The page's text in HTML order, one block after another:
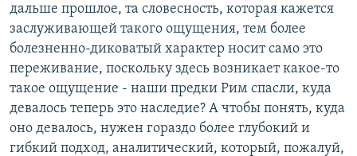
дальше прошлое, та словесность, которая кажется
заслуживающей такого ощущения, тем более
болезненно-диковатый характер носит само это
переживание, поскольку здесь возникает какое-то
такое ощущение - наши предки Рим спасли, куда
девалось теперь это наследие? А чтобы понять, куда
оно девалось, нужен гораздо более глубокий и
гибкий подход, аналитический, который, пожалуй,